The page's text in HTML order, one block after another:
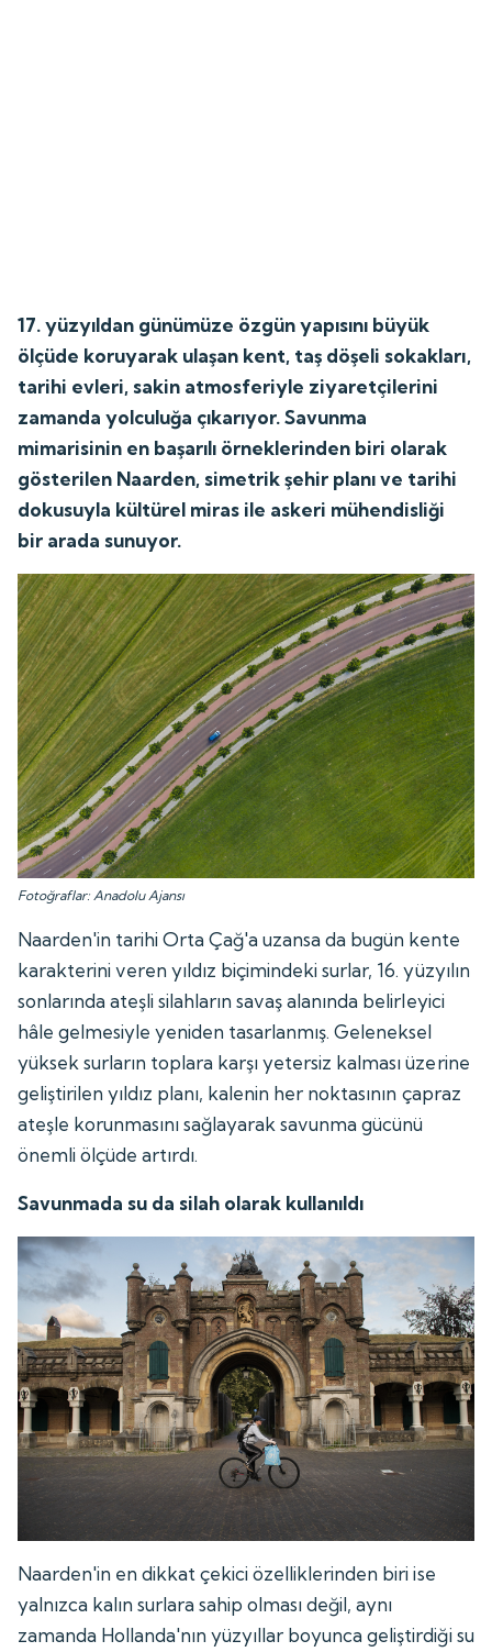
17. yüzyıldan günümüze özgün yapısını büyük
ölçüde koruyarak ulaşan kent, taş döşeli sokakları,
tarihi evleri, sakin atmosferiyle ziyaretçilerini
zamanda yolculuğa çıkarıyor. Savunma
mimarisinin en başarılı örneklerinden biri olarak
gösterilen Naarden, simetrik şehir planı ve tarihi
dokusuyla kültürel miras ile askeri mühendisliği
bir arada sunuyor.
Fotoğraflar: Anadolu Ajansı
Naarden'in tarihi Orta Çağ'a uzansa da bugün kente
karakterini veren yıldız biçimindeki surlar, 16. yüzyılın
sonlarında ateşli silahların savaş alanında belirleyici
hâle gelmesiyle yeniden tasarlanmış. Geleneksel
yüksek surların toplara karşı yetersiz kalması üzerine
geliştirilen yıldız planı, kalenin her noktasının çapraz
ateşle korunmasını sağlayarak savunma gücünü
önemli ölçüde artırdı.
Savunmada su da silah olarak kullanıldı
Naarden'in en dikkat çekici özelliklerinden biri ise
yalnızca kalın surlara sahip olması değil, aynı
zamanda Hollanda'nın yüzyıllar boyunca geliştirdiği su